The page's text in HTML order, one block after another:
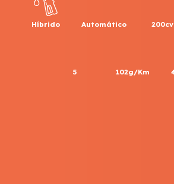
Híbrido Automático 200cv
5 102g/Km